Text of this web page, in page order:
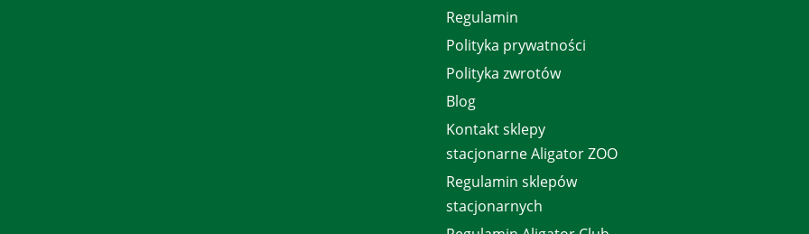
Regulamin
Polityka prywatności
Polityka zwrotów
Blog
Kontakt sklepy
stacjonarne Aligator ZOO
Regulamin sklepów
stacjonarnych